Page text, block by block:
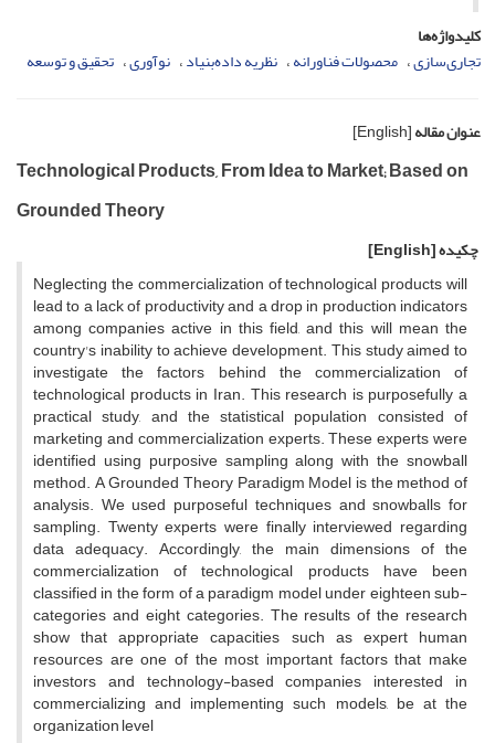
کلیدواژه‌ها
تجاری‌سازی محصولات فناورانه نظریه داده‌بنیاد نوآوری تحقیق و توسعه
عنوان مقاله[English]
Technological Products, From Idea to Market; Based on
Grounded Theory
چکیده[English]
Neglecting the commercialization of technological products will
lead to a lack of productivity and a drop in production indicators
among companies active in this field, and this will mean the
country's inability to achieve development. This study aimed to
investigate the factors behind the commercialization of
technological products in Iran. This research is purposefully a
practical study, and the statistical population consisted of
marketing and commercialization experts. These experts were
identified using purposive sampling along with the snowball
method. A Grounded Theory Paradigm Model is the method of
analysis. We used purposeful techniques and snowballs for
sampling. Twenty experts were finally interviewed regarding
data adequacy. Accordingly, the main dimensions of the
commercialization of technological products have been
classified in the form of a paradigm model under eighteen sub-
categories and eight categories. The results of the research
show that appropriate capacities such as expert human
resources are one of the most important factors that make
investors and technology-based companies interested in
commercializing and implementing such models, be at the
organization level